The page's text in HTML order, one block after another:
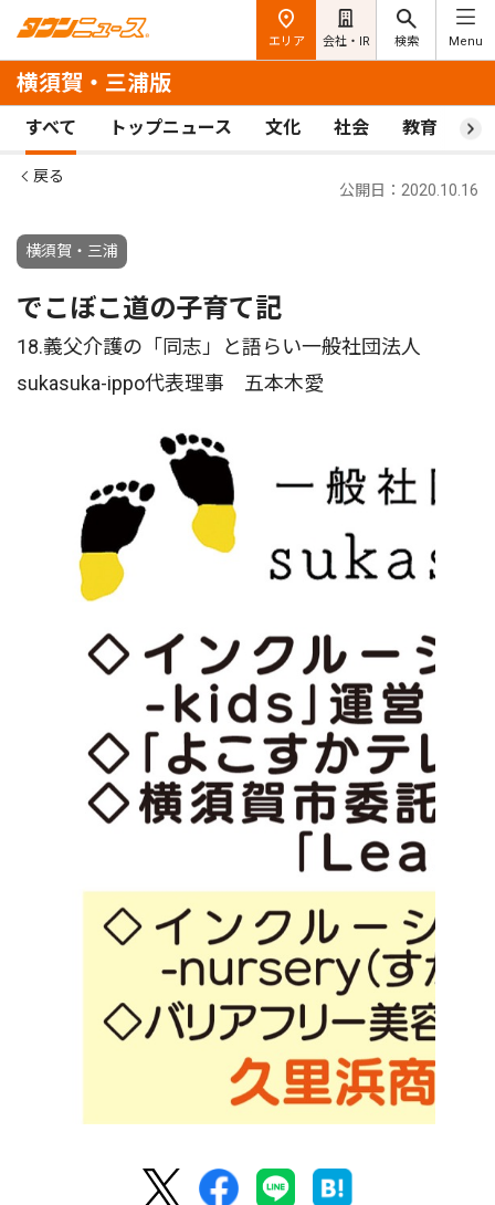
エリア 会社・IR 検索 Menu
横須賀・三浦版
すべて トップニュース 文化 社会 教育 ス
戻る
横須賀・三浦
公開日：2020.10.16
でこぼこ道の子育て記
18.義父介護の「同志」と語らい一般社団法人
sukasuka-ippo代表理事 五本木愛